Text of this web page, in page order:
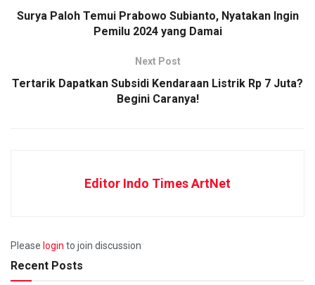
Surya Paloh Temui Prabowo Subianto, Nyatakan Ingin
Pemilu 2024 yang Damai
Next Post
Tertarik Dapatkan Subsidi Kendaraan Listrik Rp 7 Juta?
Begini Caranya!
Editor Indo Times ArtNet
Please login to join discussion
Recent Posts